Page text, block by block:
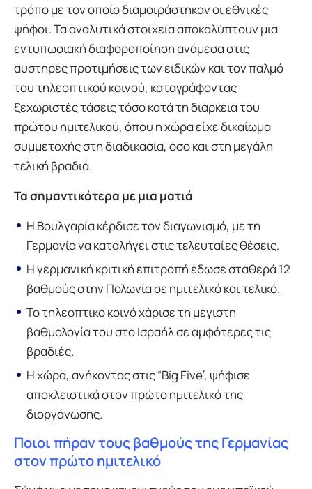
τρόπο με τον οποίο διαμοιράστηκαν οι εθνικές
ψήφοι. Τα αναλυτικά στοιχεία αποκαλύπτουν μια
εντυπωσιακή διαφοροποίηση ανάμεσα στις
αυστηρές προτιμήσεις των ειδικών και τον παλμό
του τηλεοπτικού κοινού, καταγράφοντας
ξεχωριστές τάσεις τόσο κατά τη διάρκεια του
πρώτου ημιτελικού, όπου η χώρα είχε δικαίωμα
συμμετοχής στη διαδικασία, όσο και στη μεγάλη
τελική βραδιά.
Τα σημαντικότερα με μια ματιά
Η Βουλγαρία κέρδισε τον διαγωνισμό, με τη
Γερμανία να καταλήγει στις τελευταίες θέσεις.
Η γερμανική κριτική επιτροπή έδωσε σταθερά 12
βαθμούς στην Πολωνία σε ημιτελικό και τελικό.
Το τηλεοπτικό κοινό χάρισε τη μέγιστη
βαθμολογία του στο Ισραήλ σε αμφότερες τις
βραδιές.
Η χώρα, ανήκοντας στις “Big Five”, ψήφισε
αποκλειστικά στον πρώτο ημιτελικό της
διοργάνωσης.
Ποιοι πήραν τους βαθμούς της Γερμανίας
στον πρώτο ημιτελικό